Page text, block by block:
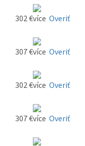
302 € Overiť
307 € Overiť
302 € Overiť
307 € Overiť